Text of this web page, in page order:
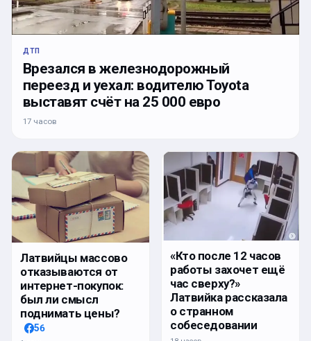
ДТП
Врезался в железнодорожный
переезд и уехал: водителю Toyota
выставят счёт на 25 000 евро
17 часов
Латвийцы массово
отказываются от
интернет-покупок:
был ли смысл
поднимать цены?
56
«Кто после 12 часов
работы захочет ещё
час сверху?»
Латвийка рассказала
о странном
собеседовании